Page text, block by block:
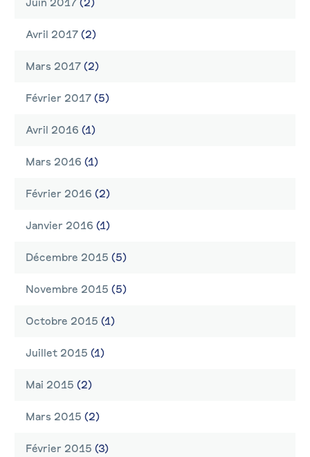
Juin 2017 (2)
Avril 2017 (2)
Mars 2017 (2)
Février 2017 (5)
Avril 2016 (1)
Mars 2016 (1)
Février 2016 (2)
Janvier 2016 (1)
Décembre 2015 (5)
Novembre 2015 (5)
Octobre 2015 (1)
Juillet 2015 (1)
Mai 2015 (2)
Mars 2015 (2)
Février 2015 (3)